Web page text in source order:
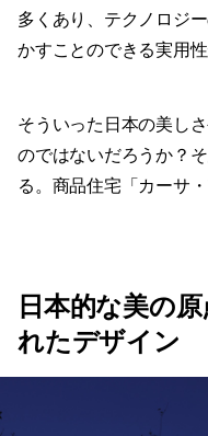
多くあり、テクノロジ
かすことのできる実用性
そういった日本の美し
のではないだろうか？
る。商品住宅「カーサ
日本的な美の
れたデザイン